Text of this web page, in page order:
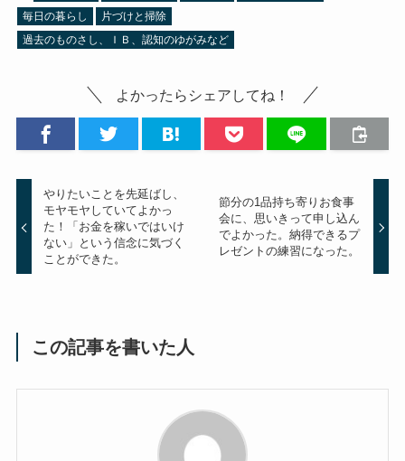
毎日の暮らし
片づけと掃除
過去のものさし、ＩＢ、認知のゆがみなど
よかったらシェアしてね！
やりたいことを先延ばし、
モヤモヤしていてよかっ
た！「お金を稼いではいけ
ない」という信念に気づく
ことができた。
節分の1品持ち寄りお食事
会に、思いきって申し込ん
でよかった。納得できるプ
レゼントの練習になった。
この記事を書いた人